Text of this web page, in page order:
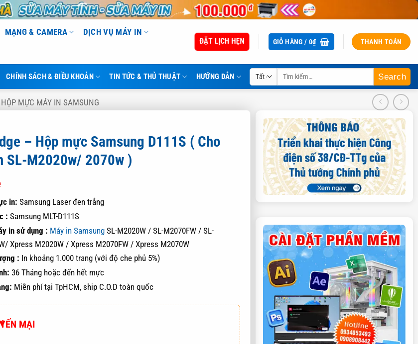
MẠNG & CAMERA
DỊCH VỤ MÁY IN
ĐẶT LỊCH HẸN GIỎ HÀNG /0₫ THANH TOÁN
CHÍNH SÁCH & ĐIỀU KHOẢN TIN TỨC & THỦ THUẬT HƯỚNG DẪN
Tìm
HỘP MỰC MÁY IN SAMSUNG
– Hộp mực Samsung D111S ( Cho
SL-M2020w/ 2070w )
in:Samsung Laser đen trắng
: Samsung MLT-D111S
in sử dụng : Máy in Samsung SL-M2020W / SL-M2070FW / SL-
Xpress M2020W / Xpress M2070FW / Xpress M2070W
: In khoảng 1.000 trang (với độ che phủ 5%)
36 Tháng hoặc đến hết mực
Miễn phí tại TpHCM, ship C.O.D toàn quốc
MẠI